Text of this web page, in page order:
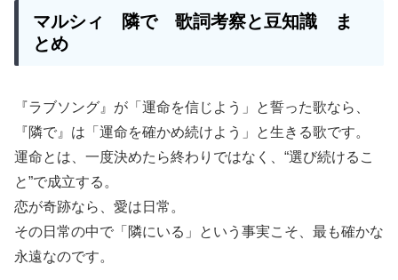
マルシィ 隣で 歌詞考察と豆知識 ま
とめ
『ラブソング』が「運命を信じよう」と誓った歌なら、
『隣で』は「運命を確かめ続けよう」と生きる歌です。
運命とは、一度決めたら終わりではなく、“選び続けるこ
と”で成立する。
恋が奇跡なら、愛は日常。
その日常の中で「隣にいる」という事実こそ、最も確かな
永遠なのです。